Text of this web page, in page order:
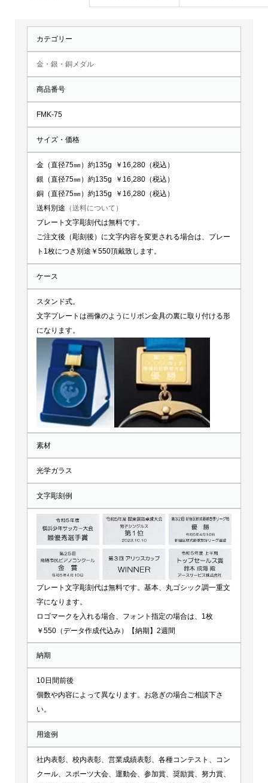
75
カテゴリー
金・銀・銅メダル
商品番号
FMK-75
サイズ・価格
金（直径75㎜）約135g ￥16,280（税込）
銀（直径75㎜）約135g ￥16,280（税込）
銅（直径75㎜）約135g ￥16,280（税込）
送料別途 （送料について）
プレート文字彫刻代は無料です。
ご注文後（彫刻後）に文字内容を変更される場合は、プレー
ト1枚につき別途￥550頂戴致します。
ケース
スタンド式。
文字プレートは画像のようにリボン金具の裏に取り付ける形
になります。
素材
光学ガラス
文字彫刻例
プレート文字彫刻代は無料です。基本、丸ゴシック調一重文
字になります。
ロゴマークを入れる場合、フォント指定の場合は、1枚
￥550（データ作成代込み）【納期】2週間
納期
10日間前後
個数や内容によって異なります。お急ぎの場合ご相談下さ
い。
用途例
社内表彰、校内表彰、営業成績表彰、各種コンテスト、コン
クール、スポーツ大会、運動会、参加賞、奨励賞、努力賞、